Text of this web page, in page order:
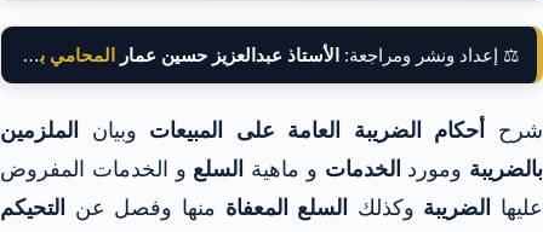
⚖️ إعداد ونشر ومراجعة: الأستاذ عبدالعزيز حسين عمار المحامي بالنقض
شرح أحكام الضريبة العامة على المبيعات وبيان
الملزمين
بالضريبة ومورد الخدمات و ماهية السلع و الخدمات المفروض
عليها
الضريبة وكذلك السلع المعفاة منها وفصل عن
التحيكم